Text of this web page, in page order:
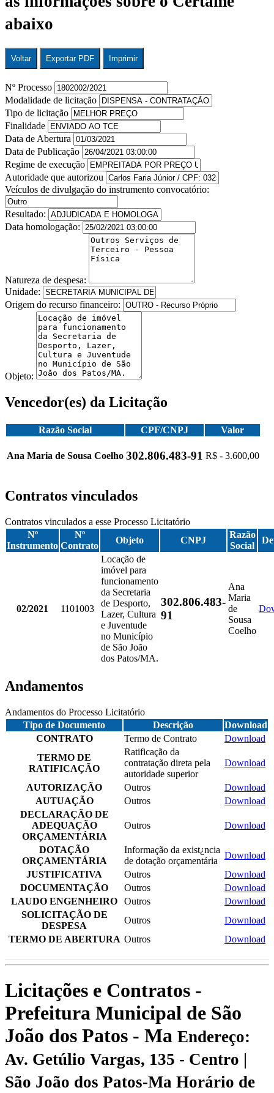
abaixo
Voltar Exportar PDF Imprimir
Nº Processo
Modalidade de licitação
Tipo de licitação
Finalidade
Data de Abertura
Data de Publicação
Regime de execução
Autoridade que autorizou
Veículos de divulgação do instrumento convocatório:
Resultado:
Data homologação:
Natureza de despesa:
Unidade:
Origem do recurso financeiro:
Objeto:
Vencedor(es) da Licitação
Razão Social CPF/CNPJ Valor
Ana Maria de Sousa Coelho 302.806.483-91 R$ - 3.600,00
Contratos vinculados
Contratos vinculados a esse Processo Licitatório
Nº
Instrumento
Nº
Contrato
Objeto CNPJ
Razão
Social
02/2021 1101003
Locação de
imóvel para
funcionamento
da Secretaria
de Desporto,
Lazer, Cultura
e Juventude
no Município
de São João
dos Patos/MA.
302.806.483-
91
Ana
Maria
de
Sousa
Coelho
Andamentos
Andamentos do Processo Licitatório
Tipo de Documento
Descrição
Download
CONTRATO
Termo de Contrato
Download
TERMO DE
RATIFICAÇÃO
Ratificação da
contratação direta pela
autoridade superior
Download
AUTORIZAÇÃO Outros
Download
AUTUAÇÃO
Outros
Download
DECLARAÇÃO DE
ADEQUAÇÃO
ORÇAMENTÁRIA
Outros Download
DOTAÇÃO
ORÇAMENTÁRIA
Informação da exist¿ncia
de dotação orçamentária
Download
JUSTIFICATIVA
Outros
Download
DOCUMENTAÇÃO
Outros
Download
LAUDO ENGENHEIRO
Outros
Download
SOLICITAÇÃO DE
DESPESA
Outros
Download
TERMO DE ABERTURA Outros Download
Licitações e Contratos -
Prefeitura Municipal de São
João dos Patos - Ma Endereço:
Av. Getúlio Vargas, 135 - Centro |
São João dos Patos-Ma Horário de